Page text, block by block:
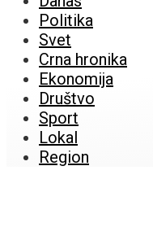
Politika
Svet
Crna hronika
Ekonomija
Društvo
Sport
Lokal
Region